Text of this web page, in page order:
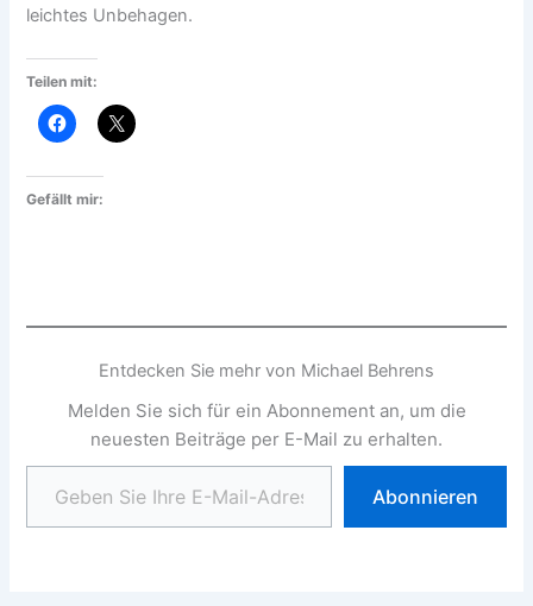
leichtes Unbehagen.
Teilen mit:
Gefällt mir:
Entdecken Sie mehr von Michael Behrens
Melden Sie sich für ein Abonnement an, um die
neuesten Beiträge per E-Mail zu erhalten.
Geben Sie Ihre E-Mail-Adresse ein ...
Abonnieren